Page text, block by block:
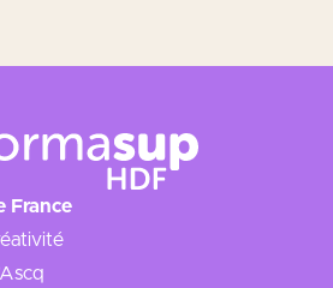
France